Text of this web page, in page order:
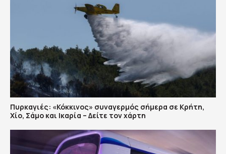
Πυρκαγιές: «Κόκκινος» συναγερμός σήμερα σε Κρήτη,
Χίο, Σάμο και Ικαρία – Δείτε τον χάρτη